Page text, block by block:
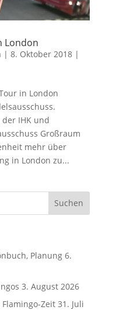
London
| 8. Oktober 2018|
in London
IHK und
Großraum
mehr über
in London zu...
Planung 6.
3. August 2026
Zeit 31. Juli